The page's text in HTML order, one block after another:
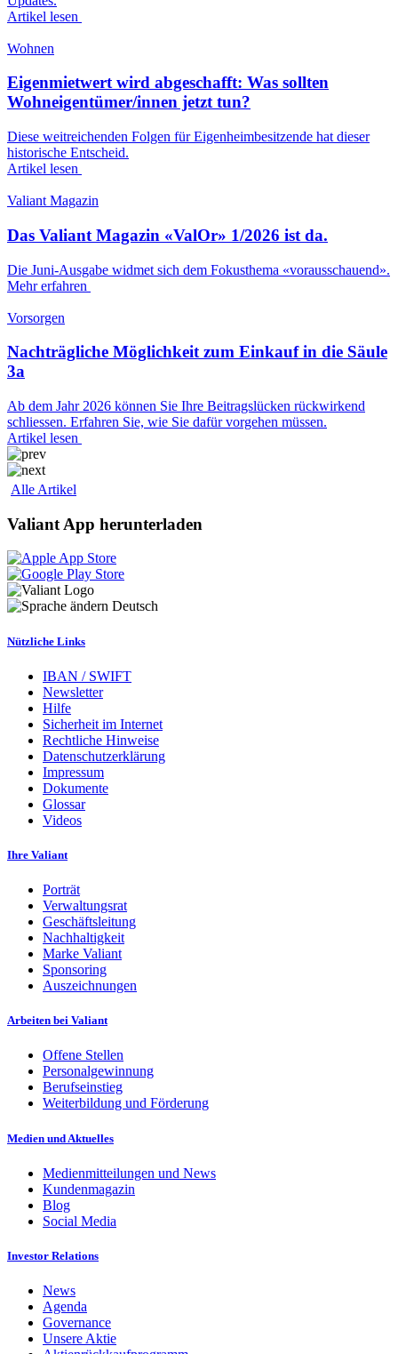
Artikel lesen
Wohnen
Eigenmietwert wird abgeschafft: Was sollten
Wohneigentümer/innen jetzt tun?
Diese weitreichenden Folgen für Eigenheimbesitzende hat dieser
historische Entscheid.
Artikel lesen
Valiant Magazin
Das Valiant Magazin «ValOr» 1/2026 ist da.
Die Juni-Ausgabe widmet sich dem Fokusthema «vorausschauend».
Mehr erfahren
Vorsorgen
Nachträgliche Möglichkeit zum Einkauf in die Säule
3a
Ab dem Jahr 2026 können Sie Ihre Beitragslücken rückwirkend
schliessen. Erfahren Sie, wie Sie dafür vorgehen müssen.
Artikel lesen
Alle Artikel
Valiant App herunterladen
Deutsch
Nützliche Links
IBAN / SWIFT
Newsletter
Hilfe
Sicherheit im Internet
Rechtliche Hinweise
Datenschutzerklärung
Impressum
Dokumente
Glossar
Videos
Ihre Valiant
Porträt
Verwaltungsrat
Geschäftsleitung
Nachhaltigkeit
Marke Valiant
Sponsoring
Auszeichnungen
Arbeiten bei Valiant
Offene Stellen
Personalgewinnung
Berufseinstieg
Weiterbildung und Förderung
Medien und Aktuelles
Medienmitteilungen und News
Kundenmagazin
Blog
Social Media
Investor Relations
News
Agenda
Governance
Unsere Aktie